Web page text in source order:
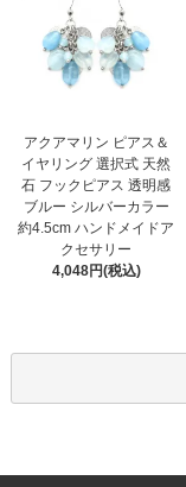
アクアマリン ピアス＆
イヤリング 選択式 天然
石 フックピアス 透明感
ブルー シルバーカラー
約4.5cm ハンドメイドア
クセサリー
4,048円(税込)